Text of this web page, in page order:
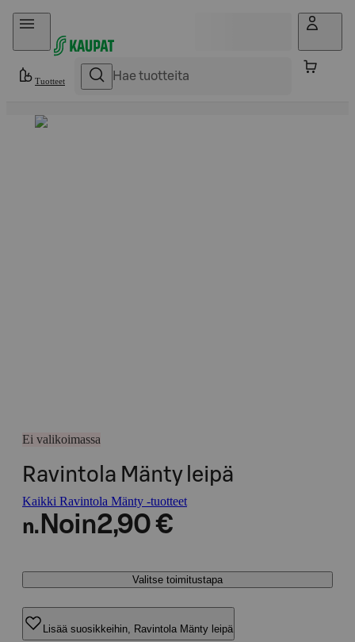
Hyppää sisältöön
Tuotteet
Ei valikoimassa
Ravintola Mänty leipä
Kaikki Ravintola Mänty -tuotteet
n. Noin2,90 €
Valitse toimitustapa
Lisää suosikkeihin, Ravintola Mänty leipä